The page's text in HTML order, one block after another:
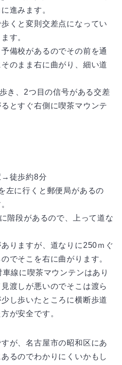
進みます。
くと変則交差点になってい
す。
備校があるのでその前を通
のまま右に曲がり、細い道
き、2つ目の信号がある交差
とすぐ右側に喫茶マウンテ
→徒歩約8分
左に行くと郵便局があるの
階段があるので、上って道な
りますが、道なりに250ｍぐ
でそこを右に曲がります。
線に喫茶マウンテンはあり
渡しが悪いのでそこは渡ら
し歩いたところに横断歩道
が安全です。
が、名古屋市の昭和区にあ
るのでわかりにくいかもし